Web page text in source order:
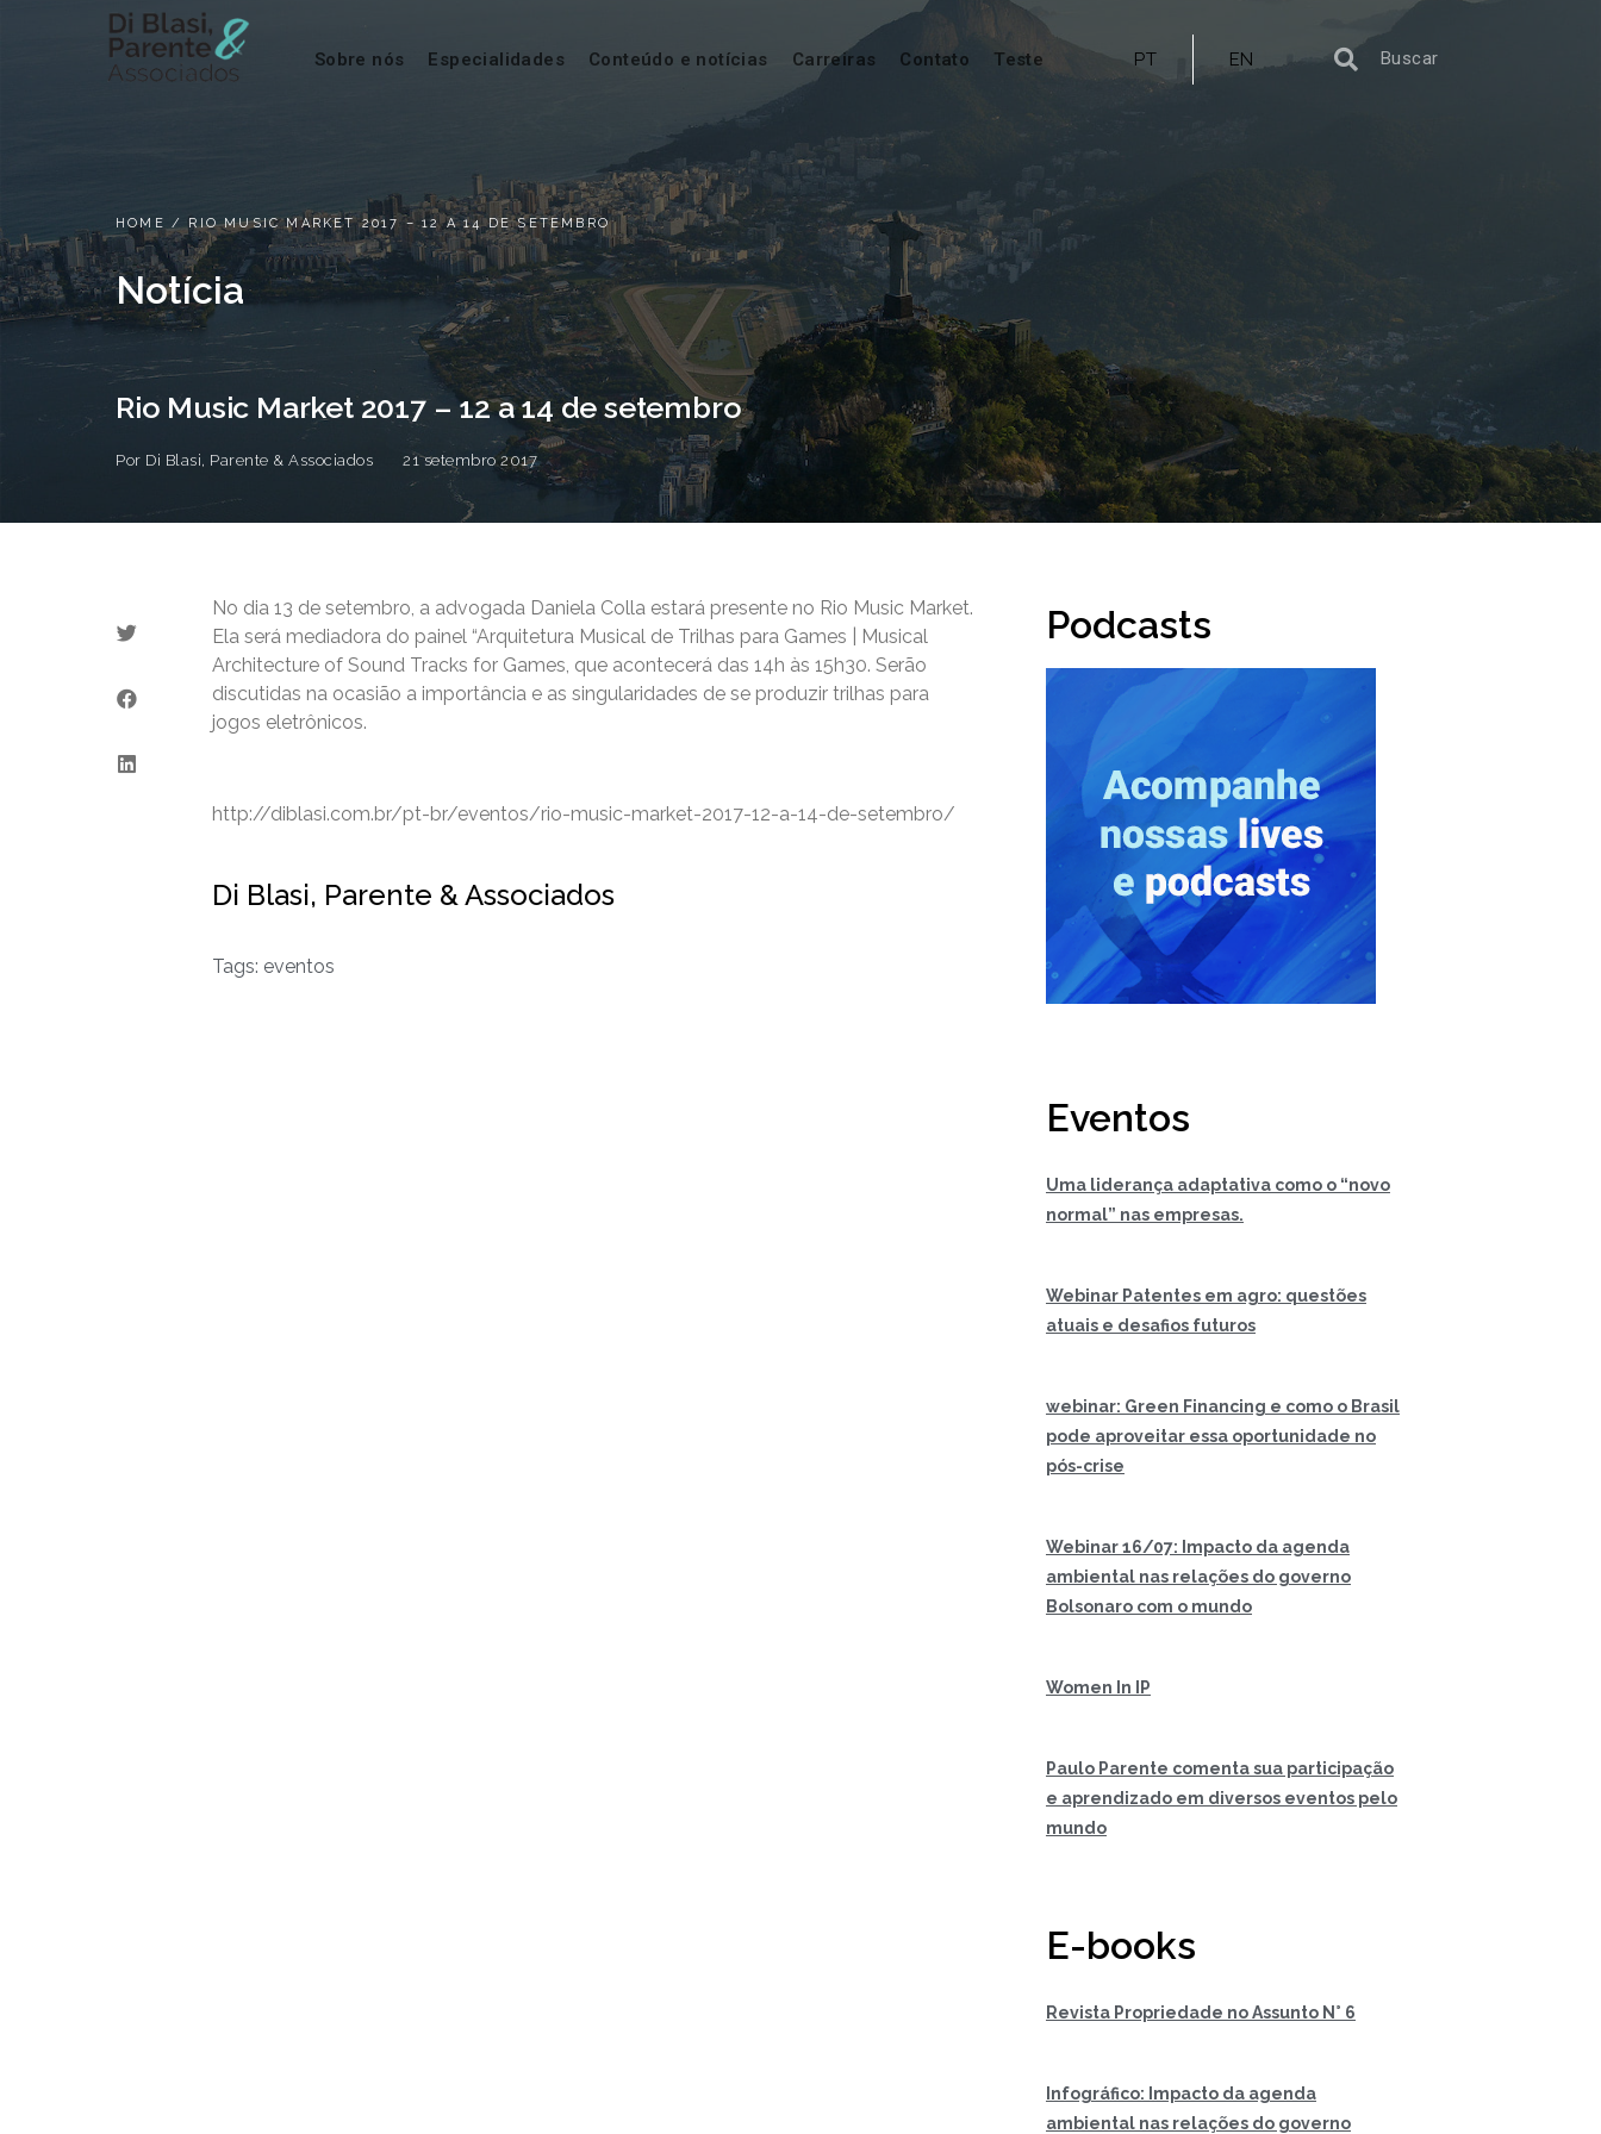
Sobre nós Especialidades Conteúdo e notícias Carreiras Contato Teste PT EN
HOME / RIO MUSIC MARKET 2017 – 12 A 14 DE SETEMBRO
Notícia
Rio Music Market 2017 – 12 a 14 de setembro
Por Di Blasi, Parente & Associados 21 setembro 2017
No dia 13 de setembro, a advogada Daniela Colla estará presente no Rio Music Market.
Ela será mediadora do painel “Arquitetura Musical de Trilhas para Games | Musical
Architecture of Sound Tracks for Games, que acontecerá das 14h às 15h30. Serão
discutidas na ocasião a importância e as singularidades de se produzir trilhas para
jogos eletrônicos.
http://diblasi.com.br/pt-br/eventos/rio-music-market-2017-12-a-14-de-setembro/
Di Blasi, Parente & Associados
Tags: eventos
Podcasts
Eventos
Uma liderança adaptativa como o “novo
normal” nas empresas.
Webinar Patentes em agro: questões
atuais e desafios futuros
webinar: Green Financing e como o Brasil
pode aproveitar essa oportunidade no
pós-crise
Webinar 16/07: Impacto da agenda
ambiental nas relações do governo
Bolsonaro com o mundo
Women In IP
Paulo Parente comenta sua participação
e aprendizado em diversos eventos pelo
mundo
E-books
Revista Propriedade no Assunto N° 6
Infográfico: Impacto da agenda
ambiental nas relações do governo